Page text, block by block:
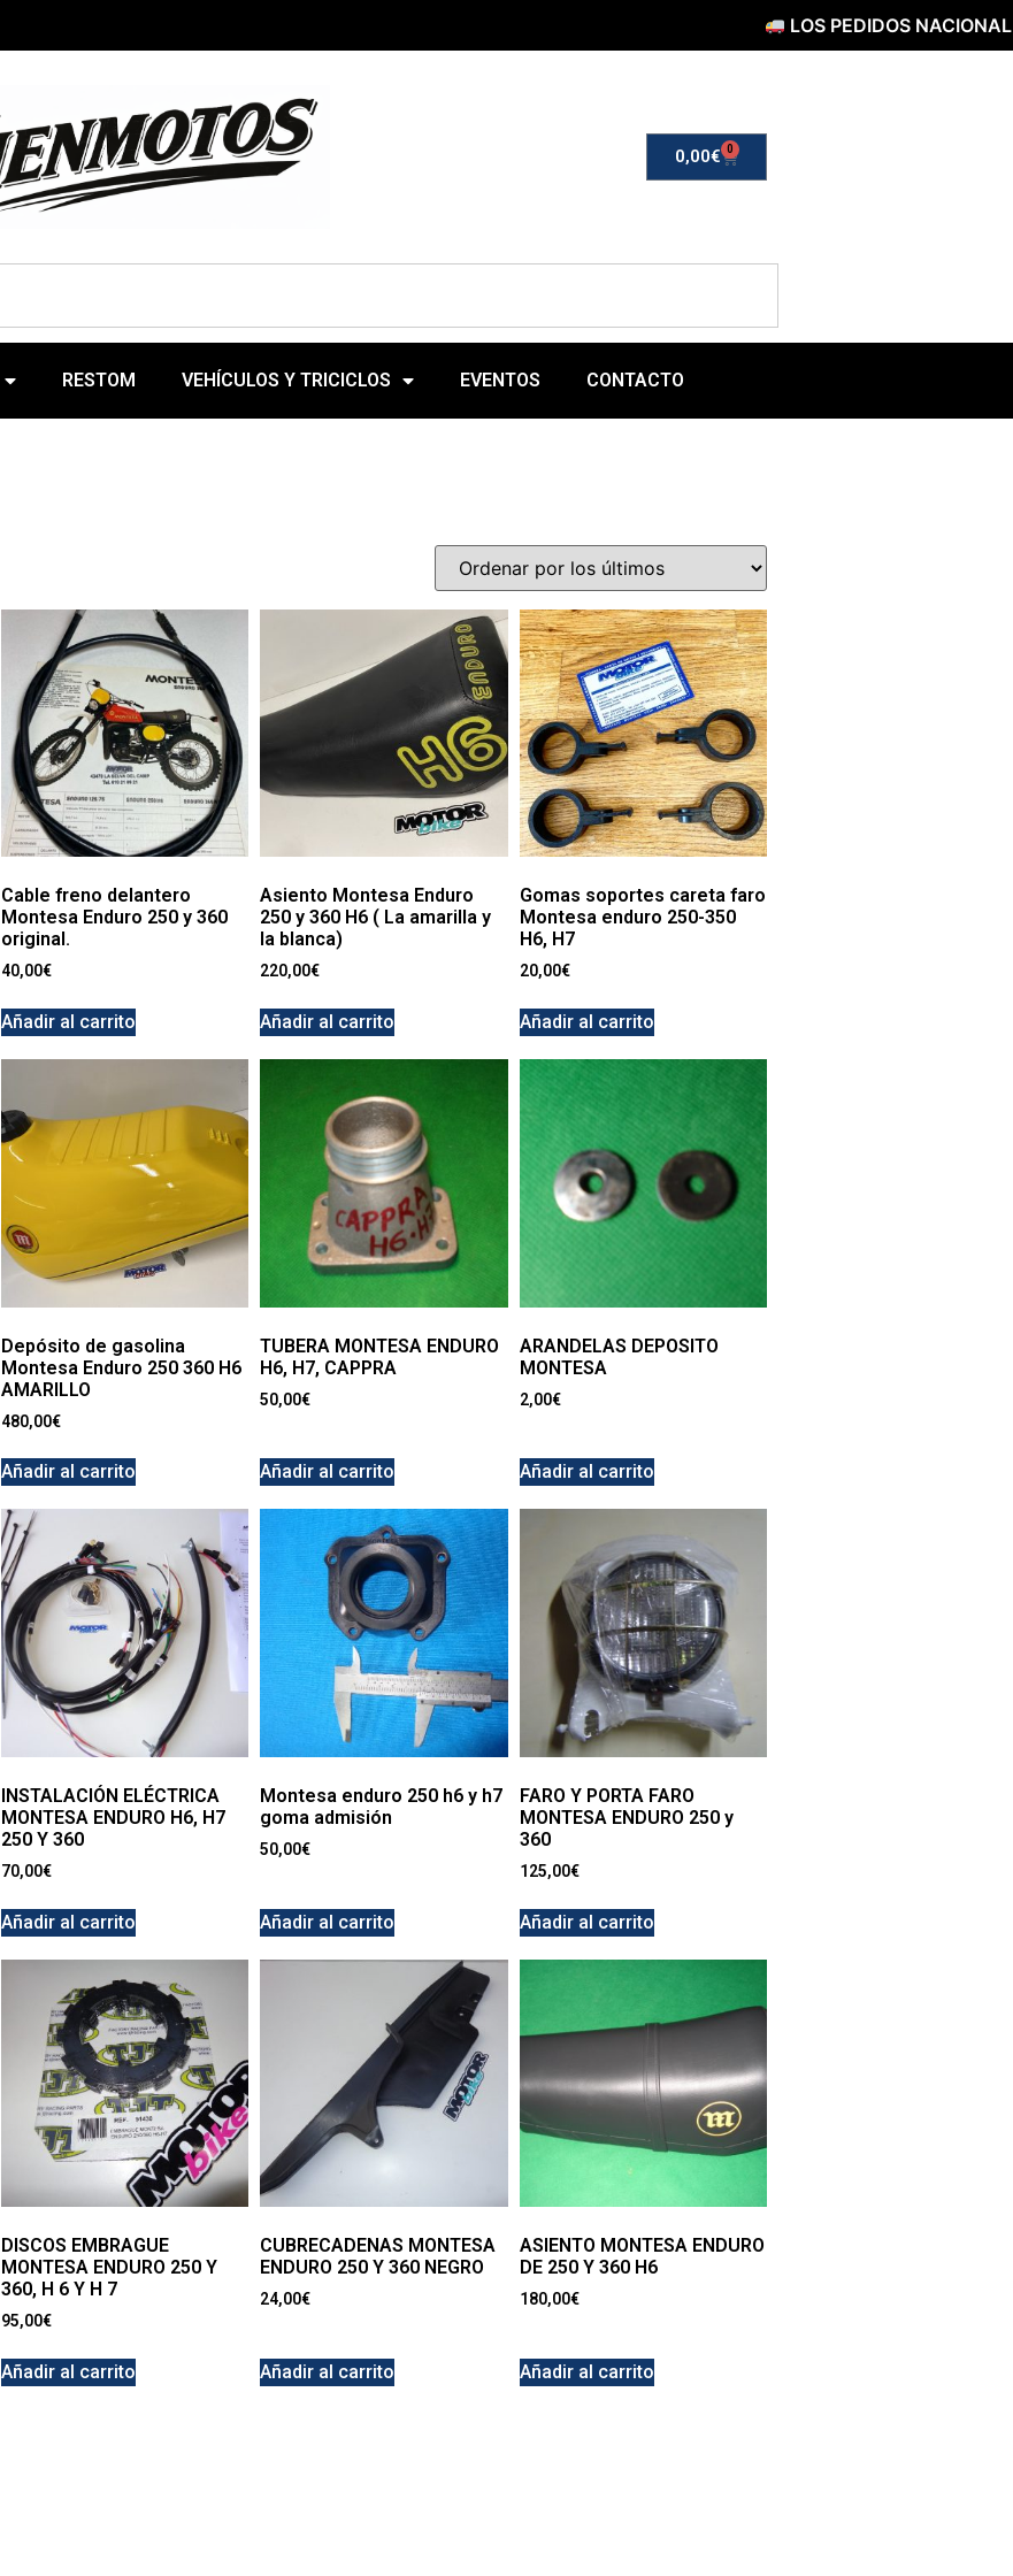
LOS PEDIDOS NACIONALES
0,00€ 0
RESTOM VEHÍCULOS Y TRICICLOS EVENTOS CONTACTO
Cable freno delantero
Montesa Enduro 250 y 360
original.
40,00€
Añadir al carrito
Asiento Montesa Enduro
250 y 360 H6 ( La amarilla y
la blanca)
220,00€
Añadir al carrito
Gomas soportes careta faro
Montesa enduro 250-350
H6, H7
20,00€
Añadir al carrito
Depósito de gasolina
Montesa Enduro 250 360 H6
AMARILLO
480,00€
Añadir al carrito
TUBERA MONTESA ENDURO
H6, H7, CAPPRA
50,00€
Añadir al carrito
ARANDELAS DEPOSITO
MONTESA
2,00€
Añadir al carrito
INSTALACIÓN ELÉCTRICA
MONTESA ENDURO H6, H7
250 Y 360
70,00€
Añadir al carrito
Montesa enduro 250 h6 y h7
goma admisión
50,00€
Añadir al carrito
FARO Y PORTA FARO
MONTESA ENDURO 250 y
360
125,00€
Añadir al carrito
DISCOS EMBRAGUE
MONTESA ENDURO 250 Y
360, H 6 Y H 7
95,00€
Añadir al carrito
CUBRECADENAS MONTESA
ENDURO 250 Y 360 NEGRO
24,00€
Añadir al carrito
ASIENTO MONTESA ENDURO
DE 250 Y 360 H6
180,00€
Añadir al carrito